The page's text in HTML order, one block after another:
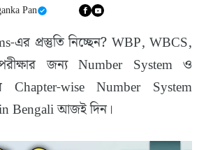
Pan
এর প্রস্তুতি নিচ্ছেন? WBP, WBCS,
জন্য Number System ও
Chapter-wise Number System
Bengali আজই দিন।